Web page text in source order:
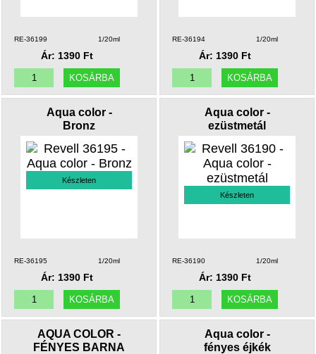
RE-36199 1/20ml
Ár: 1390 Ft
RE-36194 1/20ml
Ár: 1390 Ft
Aqua color -
Bronz
Készleten
RE-36195 1/20ml
Ár: 1390 Ft
Aqua color -
ezüstmetál
Készleten
RE-36190 1/20ml
Ár: 1390 Ft
AQUA COLOR -
FÉNYES BARNA
Aqua color -
fényes éjkék